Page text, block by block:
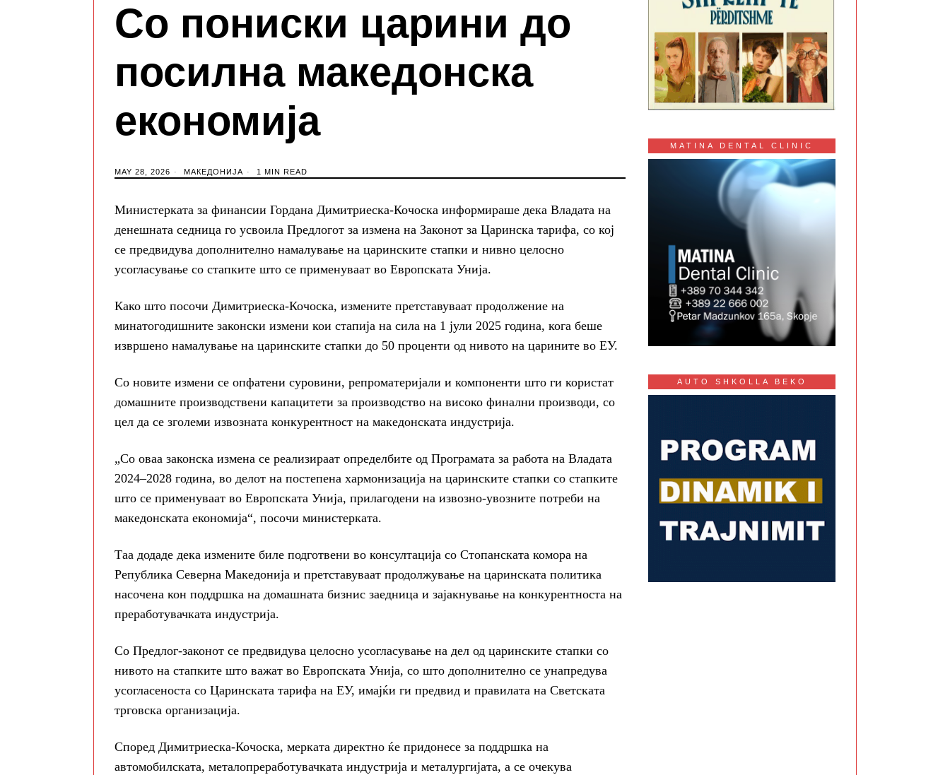
Со пониски царини до
посилна македонска
економија
MAY 28, 2026 МАКЕДОНИЈА 1 MIN READ
Министерката за финансии Гордана Димитриеска-Кочоска информираше дека Владата на
денешната седница го усвоила Предлогот за измена на Законот за Царинска тарифа, со кој
се предвидува дополнително намалување на царинските стапки и нивно целосно
усогласување со стапките што се применуваат во Европската Унија.
Како што посочи Димитриеска-Кочоска, измените претставуваат продолжение на
минатогодишните законски измени кои стапија на сила на 1 јули 2025 година, кога беше
извршено намалување на царинските стапки до 50 проценти од нивото на царините во ЕУ.
Со новите измени се опфатени суровини, репроматеријали и компоненти што ги користат
домашните производствени капацитети за производство на високо финални производи, со
цел да се зголеми извозната конкурентност на македонската индустрија.
„Со оваа законска измена се реализираат определбите од Програмата за работа на Владата
2024–2028 година, во делот на постепена хармонизација на царинските стапки со стапките
што се применуваат во Европската Унија, прилагодени на извозно-увозните потреби на
македонската економија“, посочи министерката.
Таа додаде дека измените биле подготвени во консултација со Стопанската комора на
Република Северна Македонија и претставуваат продолжување на царинската политика
насочена кон поддршка на домашната бизнис заедница и зајакнување на конкурентноста на
преработувачката индустрија.
Со Предлог-законот се предвидува целосно усогласување на дел од царинските стапки со
нивото на стапките што важат во Европската Унија, со што дополнително се унапредува
усогласеноста со Царинската тарифа на ЕУ, имајќи ги предвид и правилата на Светската
трговска организација.
Според Димитриеска-Кочоска, мерката директно ќе придонесе за поддршка на
автомобилската, металопреработувачката индустрија и металургијата, а се очекува
MATINA DENTAL CLINIC
AUTO SHKOLLA BEKO